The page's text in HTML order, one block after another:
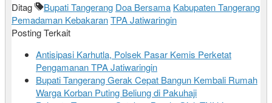
Ditag Bupati Tangerang Doa Bersama Kabupaten Tangerang
Pemadaman KebakaranTPA Jatiwaringin
Posting Terkait
Antisipasi Karhutla, Polsek Pasar Kemis Perketat
Pengamanan TPA Jatiwaringin
Bupati Tangerang Gerak Cepat Bangun Kembali Rumah
Warga Korban Puting Beliung di Pakuhaji